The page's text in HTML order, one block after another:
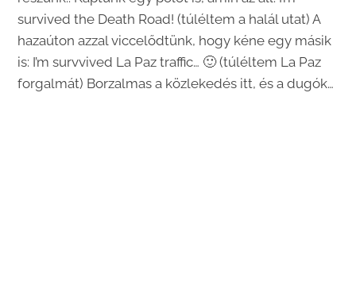
survived the Death Road! (túléltem a halál utat) A
hazaúton azzal viccelődtünk, hogy kéne egy másik
is: I’m survvived La Paz traffic… 🙂 (túléltem La Paz
forgalmát) Borzalmas a közlekedés itt, és a dugók…